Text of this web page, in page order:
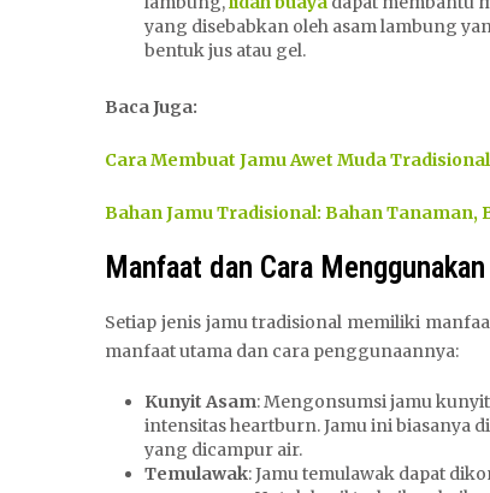
yang disebabkan oleh asam lambung
bentuk jus atau gel.
Baca Juga:
Cara Membuat Jamu Awet Muda Tradisional
Bahan Jamu Tradisional: Bahan Tanaman,
Manfaat dan Cara
Setiap jenis jamu tradisional memiliki
manfaat utama dan cara penggunaannya:
Kunyit Asam: Mengonsumsi jamu
intensitas heartburn. Jamu ini biasanya
yang dicampur air.
Temulawak: Jamu temulawak dapat